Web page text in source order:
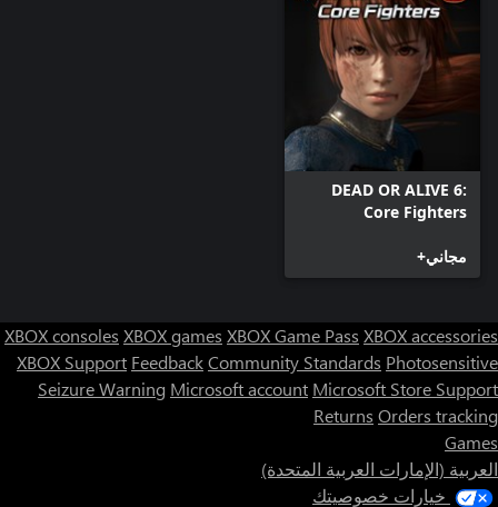
DEAD OR ALIVE 6:
Core Fighters
مجاني+
XBOX consoles XBOX games XBOX Game Pass XBOX accessories
XBOX Support FeedbackCommunity Standards Photosensitive
Seizure Warning Microsoft account Microsoft Store Support
Returns Orders tracking
Games
العربية (الإمارات العربية المتحدة)
خيارات خصوصيتك